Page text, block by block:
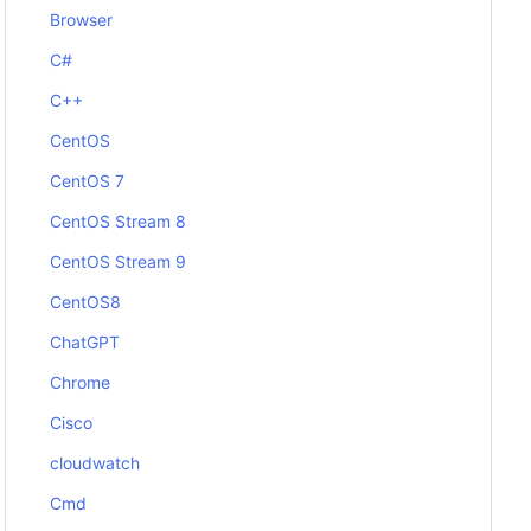
Browser
C#
C++
CentOS
CentOS 7
CentOS Stream 8
CentOS Stream 9
CentOS8
ChatGPT
Chrome
Cisco
cloudwatch
Cmd